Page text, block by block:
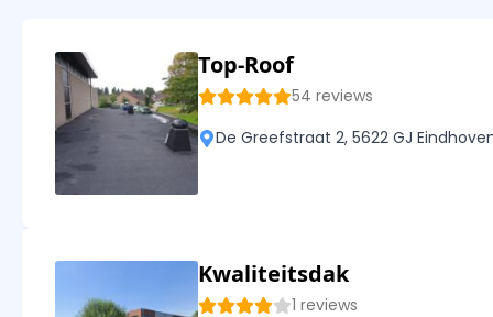
Top-Roof
54 reviews
De Greefstraat 2, 5622 GJ
Kwaliteitsdak
1 reviews